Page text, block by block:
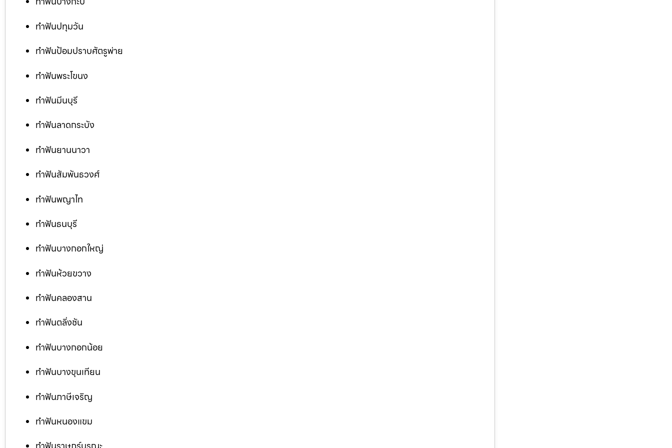
ทำฟันปทุมวัน
ทำฟันป้อมปราบศัตรูพ่าย
ทำฟันพระโขนง
ทำฟันมีนบุรี
ทำฟันลาดกระบัง
ทำฟันยานนาวา
ทำฟันสัมพันธวงศ์
ทำฟันพญาไท
ทำฟันธนบุรี
ทำฟันบางกอกใหญ่
ทำฟันห้วยขวาง
ทำฟันคลองสาน
ทำฟันตลิ่งชัน
ทำฟันบางกอกน้อย
ทำฟันบางขุนเทียน
ทำฟันภาษีเจริญ
ทำฟันหนองแขม